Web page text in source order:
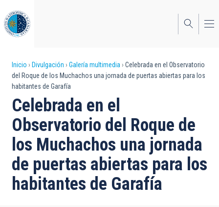
al
contenido
principal
Sobrescribir
enlaces
de
ayuda
a
la
navegación
Inicio Divulgación Galería multimedia
Celebrada en el Observatorio
del Roque de los Muchachos una jornada de puertas abiertas para los
habitantes de Garafía
Celebrada en el
Observatorio del Roque de
los Muchachos una jornada
de puertas abiertas para los
habitantes de Garafía